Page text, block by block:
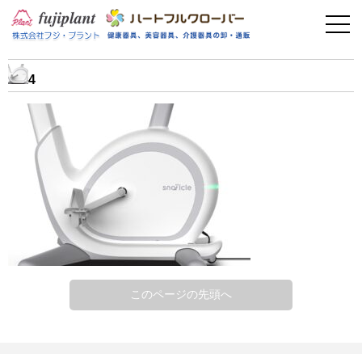
介護用品
美容・その他
フィットネス
お問い合わせ
4
このページの先頭へ